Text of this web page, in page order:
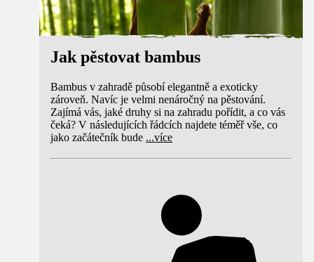
Jak pěstovat bambus
Bambus v zahradě působí elegantně a exoticky
zároveň. Navíc je velmi nenáročný na pěstování.
Zajímá vás, jaké druhy si na zahradu pořídit, a co vás
čeká? V následujících řádcích najdete téměř vše, co
jako začátečník bude ...více